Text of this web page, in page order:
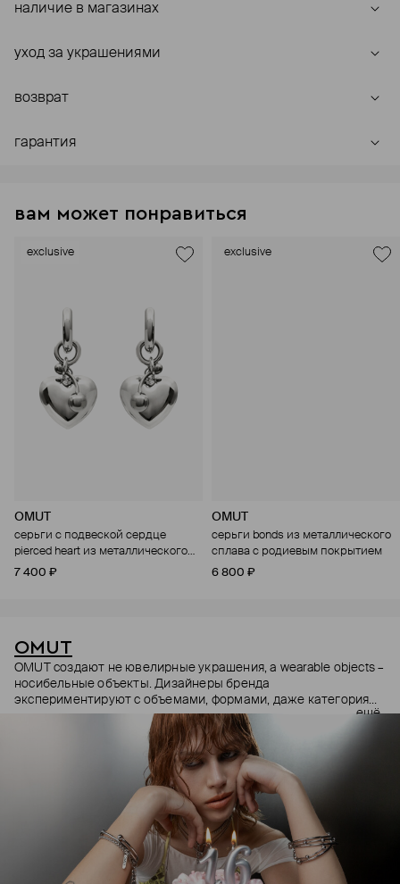
наличие в магазинах
уход за украшениями
возврат
гарантия
вам может понравиться
exclusive
OMUT
серьги с подвеской сердце
pierced heart из металлического
сплава с родиевым покрытием
7 400 ₽
exclusive
OMUT
серьги bonds из металлического
сплава с родиевым покрытием
6 800 ₽
OMUT
OMUT создают не ювелирные украшения, а wearable objects –
носибельные объекты. Дизайнеры бренда
экспериментируют с объемами, формами, даже категориями
украшений (цепи – не только на шею, но и на тело). В
результате получаются лаконичные украшения, но всегда с
неожиданными деталями: колье с пирсингом, шипованные
сердца и серьги-цепи. Украшения OMUT носят стилисты,
музыкальные исполнители и лидеры мнений: Алексей
Сухарев, Андрей Toxi$, Валя Карнавал и многие другие.
Эксклюзивно для Poison Drop бренд выпустил коллекцию
HOLD YOUR HORSES (Придержи своих коней),
вдохновленную удилами для контроля лошадей: не через
силу, а через точность давления.
ещё